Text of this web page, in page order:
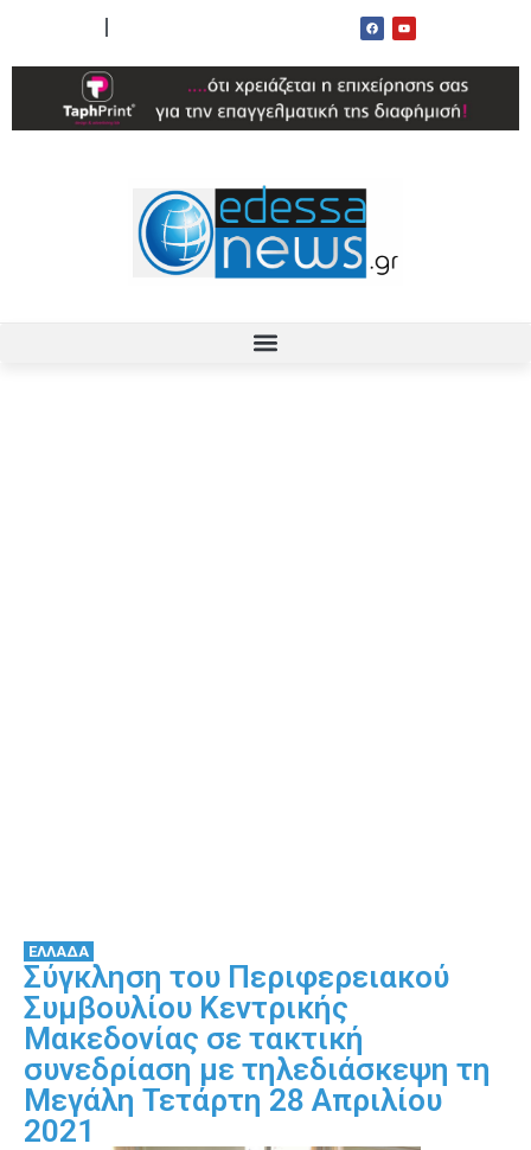
ΕΛΛΑΔΑ
Σύγκληση του Περιφερειακού
Συμβουλίου Κεντρικής
Μακεδονίας σε τακτική
συνεδρίαση με τηλεδιάσκεψη τη
Μεγάλη Τετάρτη 28 Απριλίου
2021